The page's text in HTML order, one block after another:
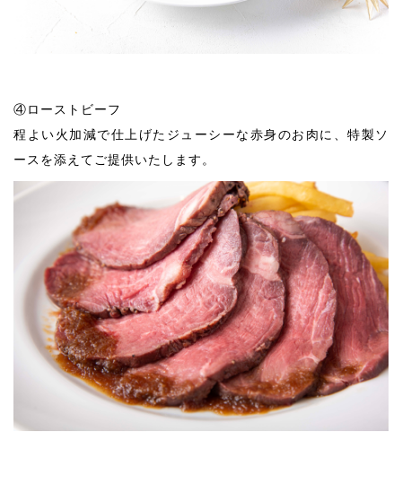
④ローストビーフ
程よい火加減で仕上げたジューシーな赤身のお肉に、特製ソ
ースを添えてご提供いたします。